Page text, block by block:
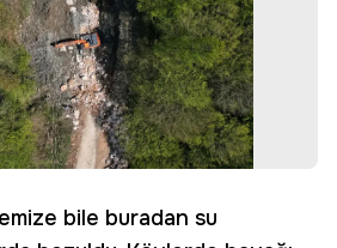
bile buradan su